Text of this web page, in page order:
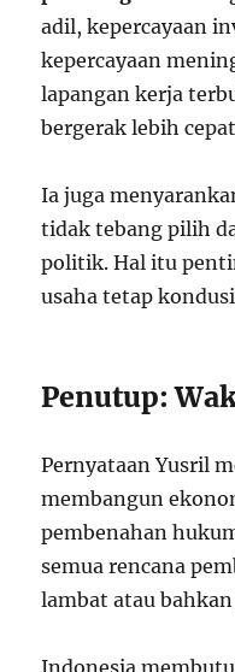
adil, kepercayaan
kepercayaan
lapangan kerja
bergerak lebih
Ia juga
tidak tebang pilih
politik. Hal itu
usaha tetap
Penutup:
Pernyataan Yusril
membangun
pembenahan
semua rencana
lambat atau bahkan
Indonesia